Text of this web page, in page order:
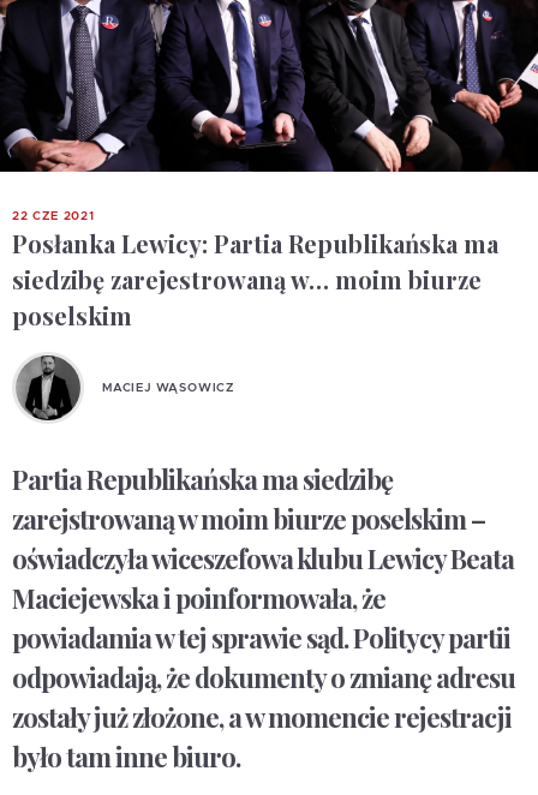
22 CZE 2021
Posłanka Lewicy: Partia Republikańska ma
siedzibę zarejestrowaną w… moim biurze
poselskim
MACIEJ WĄSOWICZ
Partia Republikańska ma siedzibę
zarejstrowaną w moim biurze poselskim –
oświadczyła wiceszefowa klubu Lewicy Beata
Maciejewska i poinformowała, że
powiadamia w tej sprawie sąd. Politycy partii
odpowiadają, że dokumenty o zmianę adresu
zostały już złożone, a w momencie rejestracji
było tam inne biuro.